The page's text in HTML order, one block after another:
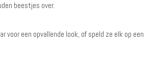
beestjes over.
een opvallende look, of speld ze elk op een